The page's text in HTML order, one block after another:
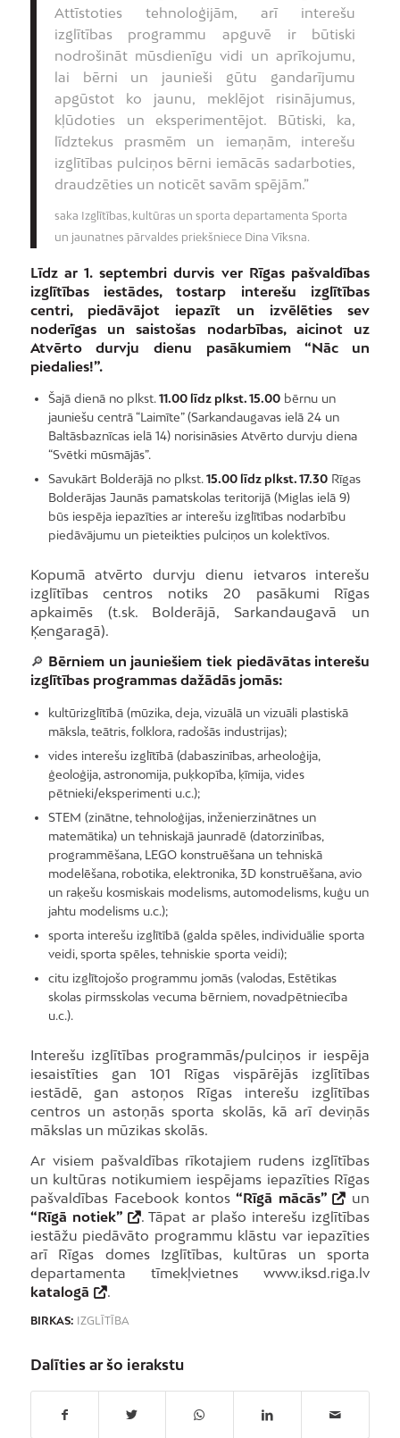
Attīstoties tehnoloģijām, arī interešu
izglītības programmu apguvē ir būtiski
nodrošināt mūsdienīgu vidi un aprīkojumu,
lai bērni un jaunieši gūtu gandarījumu
apgūstot ko jaunu, meklējot risinājumus,
kļūdoties un eksperimentējot. Būtiski, ka,
līdztekus prasmēm un iemaņām, interešu
izglītības pulciņos bērni iemācās sadarboties,
draudzēties un noticēt savām spējām.”
saka Izglītības, kultūras un sporta departamenta Sporta
un jaunatnes pārvaldes priekšniece Dina Vīksna.
Līdz ar 1. septembri durvis ver Rīgas pašvaldības
izglītības iestādes, tostarp interešu izglītības
centri, piedāvājot iepazīt un izvēlēties sev
noderīgas un saistošas nodarbības, aicinot uz
Atvērto durvju dienu pasākumiem “Nāc un
piedalies!”.
Šajā dienā no plkst.11.00 līdz plkst. 15.00bērnu un
jauniešu centrā “Laimīte” (Sarkandaugavas ielā 24 un
Baltāsbaznīcas ielā 14) norisināsies Atvērto durvju diena
“Svētki mūsmājās”.
Savukārt Bolderājā no plkst.15.00 līdz plkst. 17.30Rīgas
Bolderājas Jaunās pamatskolas teritorijā (Miglas ielā 9)
būs iespēja iepazīties ar interešu izglītības nodarbību
piedāvājumu un pieteikties pulciņos un kolektīvos.
Kopumā atvērto durvju dienu ietvaros interešu
izglītības centros notiks 20 pasākumi Rīgas
apkaimēs (t.sk. Bolderājā, Sarkandaugavā un
Ķengaragā).
🔎 Bērniem un jauniešiem tiek piedāvātas interešu
izglītības programmas dažādās jomās:
kultūrizglītībā (mūzika, deja, vizuālā un vizuāli plastiskā
māksla, teātris, folklora, radošās industrijas);
vides interešu izglītībā (dabaszinības, arheoloģija,
ģeoloģija, astronomija, puķkopība, ķīmija, vides
pētnieki/eksperimenti u.c.);
STEM (zinātne, tehnoloģijas, inženierzinātnes un
matemātika) un tehniskajā jaunradē (datorzinības,
programmēšana, LEGO konstruēšana un tehniskā
modelēšana, robotika, elektronika, 3D konstruēšana, avio
un raķešu kosmiskais modelisms, automodelisms, kuģu un
jahtu modelisms u.c.);
sporta interešu izglītībā (galda spēles, individuālie sporta
veidi, sporta spēles, tehniskie sporta veidi);
citu izglītojošo programmu jomās (valodas, Estētikas
skolas pirmsskolas vecuma bērniem, novadpētniecība
u.c.).
Interešu izglītības programmās/pulciņos ir iespēja
iesaistīties gan 101 Rīgas vispārējās izglītības
iestādē, gan astoņos Rīgas interešu izglītības
centros un astoņās sporta skolās, kā arī deviņās
mākslas un mūzikas skolās.
Ar visiem pašvaldības rīkotajiem rudens izglītības
un kultūras notikumiem iespējams iepazīties Rīgas
pašvaldības Facebook kontos“Rīgā mācās”
un
“Rīgā notiek”
. Tāpat ar plašo interešu izglītības
iestāžu piedāvāto programmu klāstu var iepazīties
arī Rīgas domes Izglītības, kultūras un sporta
departamenta tīmekļvietnes www.iksd.riga.lv
katalogā
.
BIRKAS: IZGLĪTĪBA
Dalīties ar šo ierakstu